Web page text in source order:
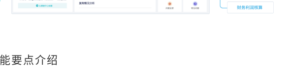
要点介绍